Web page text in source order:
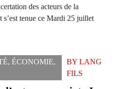
des acteurs de la
tenue ce Mardi 25 juillet
, ÉCONOMIE,
BY LANG
FILS